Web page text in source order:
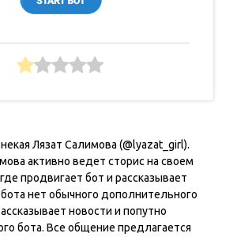
Лязат Салимова (@lyazat_girl).
активно ведет сторис на своем
продвигает бот и рассказывает
бота нет обычного дополнительного
новости и попутно
бота. Все общение предлагается